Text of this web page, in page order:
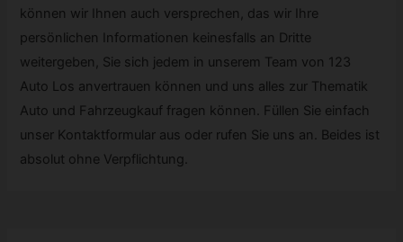
können wir Ihnen auch versprechen, das wir Ihre
persönlichen Informationen keinesfalls an Dritte
weitergeben, Sie sich jedem in unserem Team von 123
Auto Los anvertrauen können und uns alles zur Thematik
Auto und Fahrzeugkauf fragen können. Füllen Sie einfach
unser Kontaktformular aus oder rufen Sie uns an. Beides ist
absolut ohne Verpflichtung.